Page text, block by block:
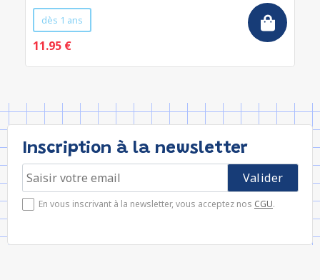
dès 1 ans
11.95 €
Inscription à la newsletter
En vous inscrivant à la newsletter, vous acceptez nos CGU.